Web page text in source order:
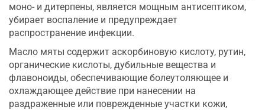
моно- и дитерпены, является мощным антисептиком,
убирает воспаление и предупреждает
распространение инфекции.
Масло мяты содержит аскорбиновую кислоту, рутин,
органические кислоты, дубильные вещества и
флавоноиды, обеспечивающие болеутоляющее и
охлаждающее действие при нанесении на
раздраженные или поврежденные участки кожи,